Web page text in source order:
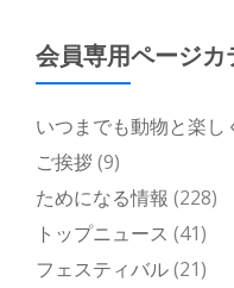
会員専用ページカ
いつまでも動物と楽
ご挨拶(9)
ためになる情報 (228)
トップニュース (41)
フェスティバル(21)